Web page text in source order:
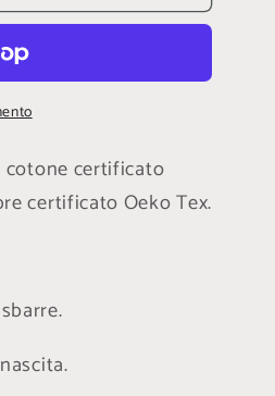
cotone certificato
certificato Oeko Tex.